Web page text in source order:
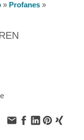
» Profanes »